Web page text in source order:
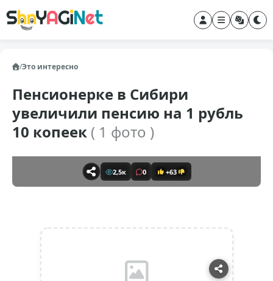
/Это интересно
Пенсионерке в Сибири
увеличили пенсию на 1 рубль
10 копеек ( 1 фото )
2,5к 0 +63